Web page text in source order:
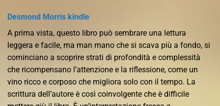
Desmond Morris kindle
A prima vista, questo libro può sembrare una lettura
leggera e facile, ma man mano che si scava più a fondo, si
cominciano a scoprire strati di profondità e complessità
che ricompensano l’attenzione e la riflessione, come un
vino ricco e corposo che migliora solo con il tempo. La
scrittura dell’autore è così coinvolgente che è difficile